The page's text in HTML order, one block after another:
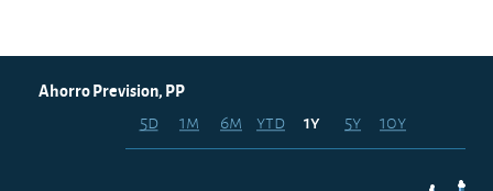
5d 1m 6m ytd 1y 5y 10y
Ahorro Prevision, PP